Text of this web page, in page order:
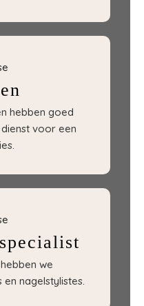
hebben goed
voor een
we
nagelstylistes.